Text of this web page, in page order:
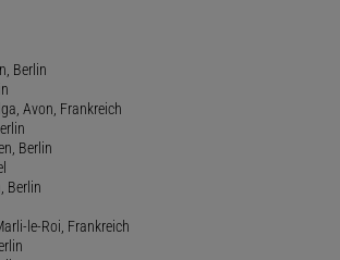
Berlin
Avon, Frankreich
Berlin
Berlin
le-Roi, Frankreich